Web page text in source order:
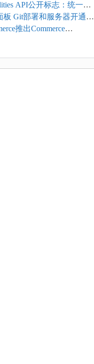
API公开标志：统一支
AI代理
板 Git部署和服务器开通更
推出Commerce